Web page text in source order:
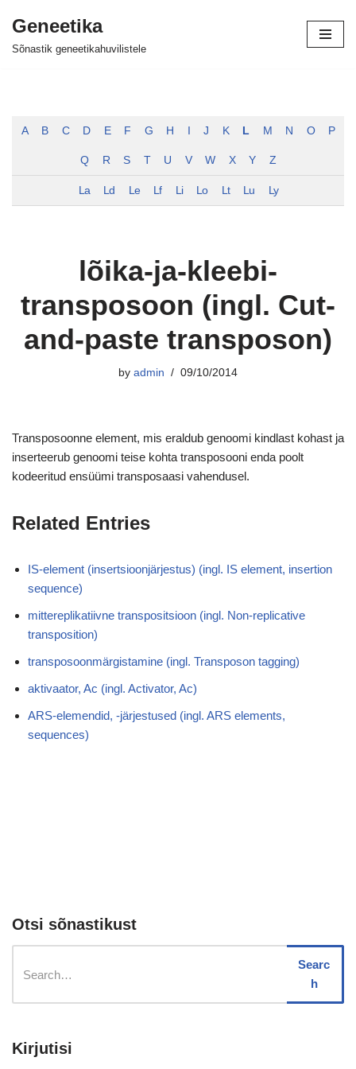
Skip
Geneetika
Sõnastik geneetikahuvilistele
A B C D E F G H J K L M N O P
Q R S T U V W X Y Z
La Ld Le Lf Li Lo Lt Lu Ly
lõika-ja-kleebi-
transposoon (ingl. Cut-
and-paste transposon)
by admin 09/10/2014
Transposoonne element, mis eraldub genoomi kindlast kohast ja
inserteerub genoomi teise kohta transposooni enda poolt
kodeeritud ensüümi transposaasi vahendusel.
Related Entries
IS-element (insertsioonjärjestus) (ingl. IS element, insertion
sequence)
mittereplikatiivne transpositsioon (ingl. Non-replicative
transposition)
transposoonmärgistamine (ingl. Transposon tagging)
aktivaator, Ac (ingl. Activator, Ac)
ARS-elemendid, -järjestused (ingl. ARS elements,
sequences)
Otsi sõnastikust
Searc
h
Kirjutisi